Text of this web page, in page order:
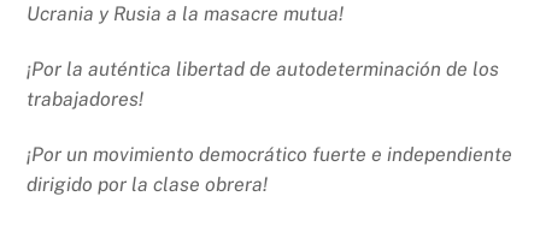
Ucrania y Rusia a la masacre mutua!
¡Por la auténtica libertad de autodeterminación de los
trabajadores!
¡Por un movimiento democrático fuerte e independiente
dirigido por la clase obrera!